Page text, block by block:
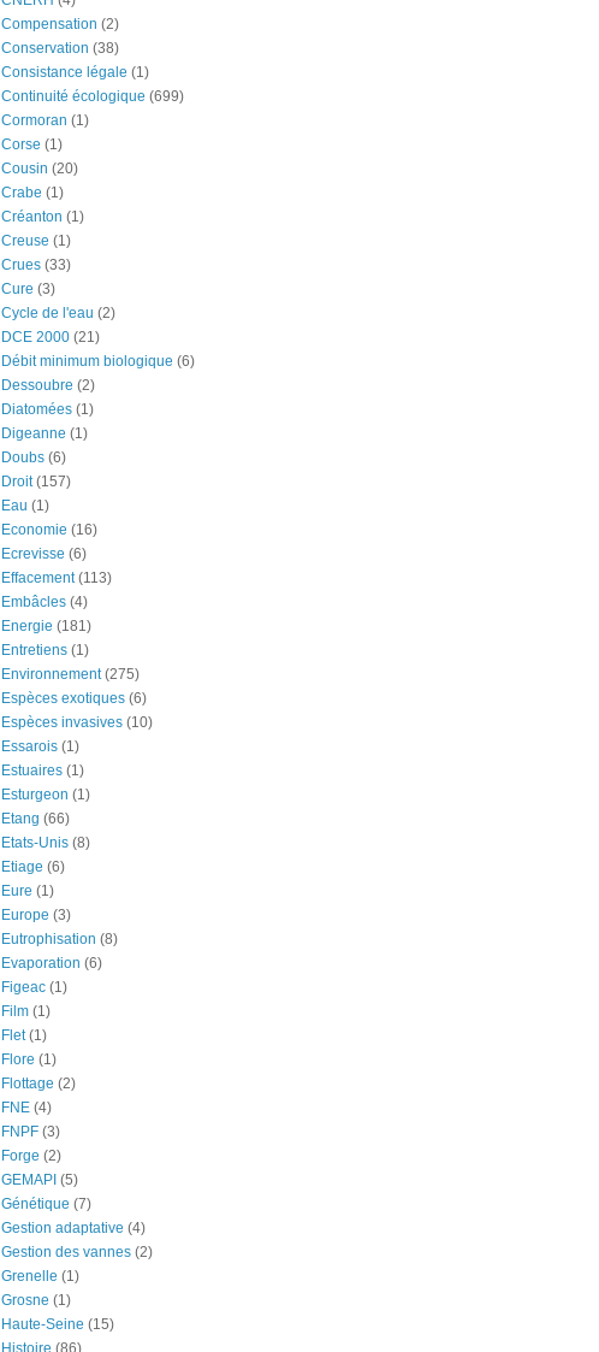
Compensation (2)
Conservation (38)
Consistance légale (1)
Continuité écologique (699)
Cormoran (1)
Corse (1)
Cousin (20)
Crabe (1)
Créanton (1)
Creuse (1)
Crues (33)
Cure (3)
Cycle de l'eau (2)
DCE 2000 (21)
Débit minimum biologique (6)
Dessoubre (2)
Diatomées (1)
Digeanne (1)
Doubs (6)
Droit (157)
Eau (1)
Economie (16)
Ecrevisse (6)
Effacement (113)
Embâcles (4)
Energie (181)
Entretiens (1)
Environnement (275)
Espèces exotiques (6)
Espèces invasives (10)
Essarois (1)
Estuaires (1)
Esturgeon (1)
Etang (66)
Etats-Unis (8)
Etiage (6)
Eure (1)
Europe (3)
Eutrophisation (8)
Evaporation (6)
Figeac (1)
Film (1)
Flet (1)
Flore (1)
Flottage (2)
FNE (4)
FNPF (3)
Forge (2)
GEMAPI (5)
Génétique (7)
Gestion adaptative (4)
Gestion des vannes (2)
Grenelle (1)
Grosne (1)
Haute-Seine (15)
Histoire (86)